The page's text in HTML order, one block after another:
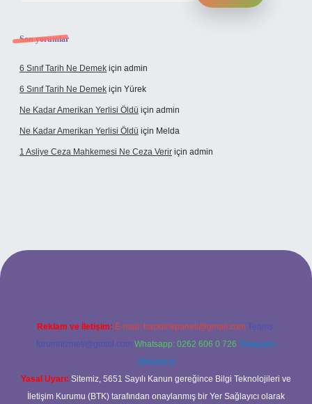
Son yorumlar
6 Sınıf Tarih Ne Demek için admin
6 Sınıf Tarih Ne Demek için Yürek
Ne Kadar Amerikan Yerlisi Öldü için admin
Ne Kadar Amerikan Yerlisi Öldü için Melda
1 Asliye Ceza Mahkemesi Ne Ceza Verir için admin
Reklam ve İletişim: E-mail: backlinkpaneli@gmail.com Teams:
forumhizmeti@gmail.com Whatsapp: 0262 606 0 726 Telegram:
@karabul
Yasal Uyarı: Sitemiz, 5651 Sayılı Kanun gereğince Bilgi Teknolojileri ve
İletişim Kurumu (BTK) tarafından onaylanmış bir Yer Sağlayıcı olarak